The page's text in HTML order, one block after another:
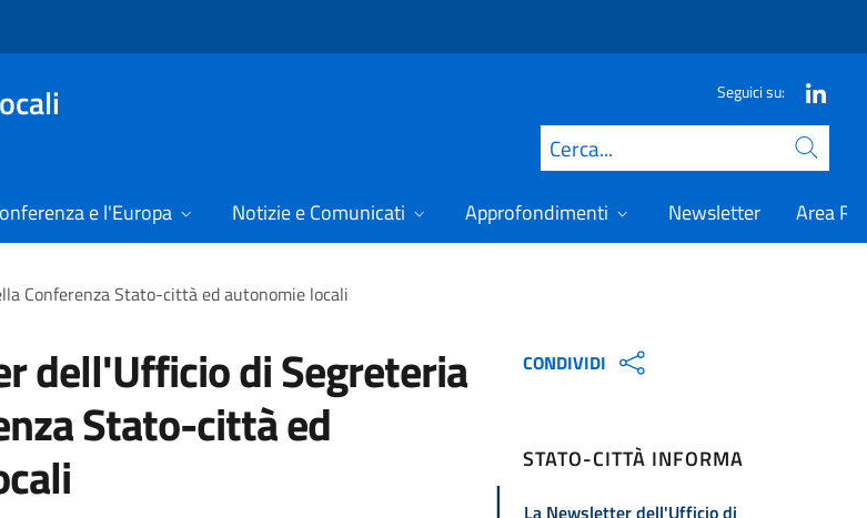
Seguici su:
Cerca
e l'Europa Notizie e Comunicati Approfondimenti Newsletter Area
Conferenza Stato-città ed autonomie locali
dell'Ufficio di Segreteria
Stato-città ed
CONDIVIDI
STATO-CITTÀ INFORMA
La Newsletter dell'Ufficio di